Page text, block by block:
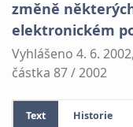
změně
elektronickém
Vyhlášeno 4. 6.
částka 87 / 2002
Text Historie